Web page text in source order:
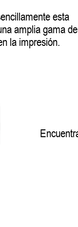
esta
amplia gama de
la impresión.